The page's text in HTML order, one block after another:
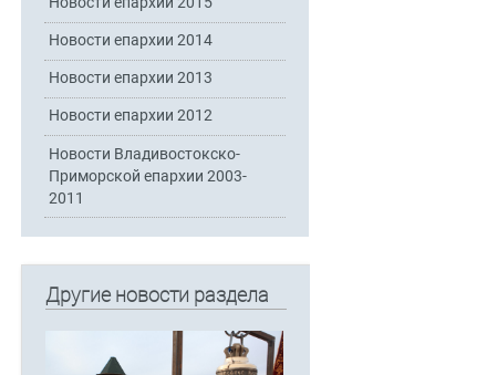
Новости епархии 2014
Новости епархии 2013
Новости епархии 2012
Новости Владивостокско-
Приморской епархии 2003-
2011
Другие новости раздела